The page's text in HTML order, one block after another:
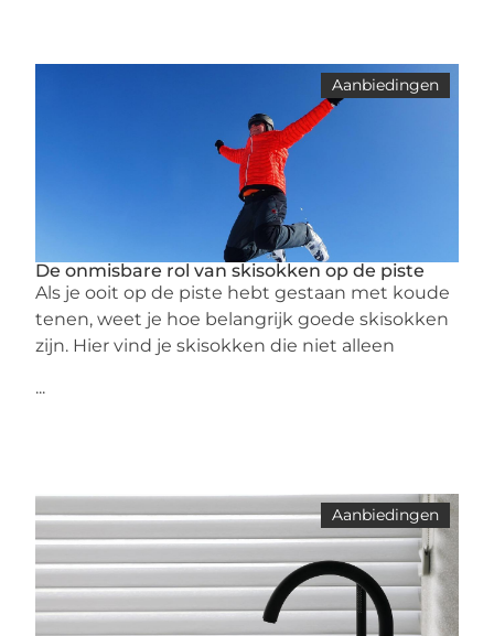
Aanbiedingen
De onmisbare rol van skisokken op de piste
Als je ooit op de piste hebt gestaan met koude
tenen, weet je hoe belangrijk goede skisokken
zijn. Hier vind je skisokken die niet alleen
...
Aanbiedingen